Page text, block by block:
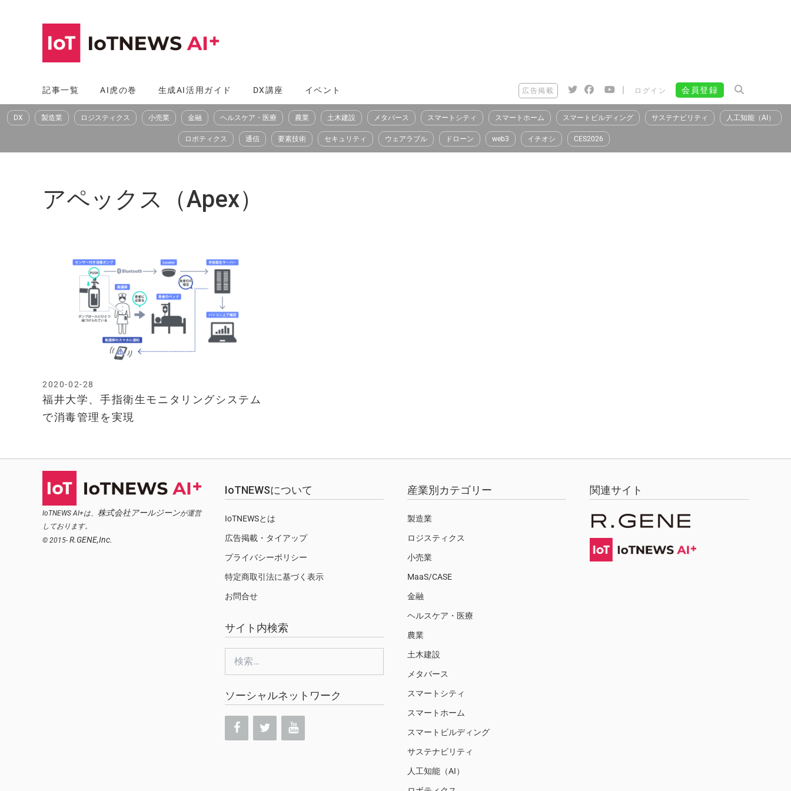
へ
ス
記事一覧 AI虎の巻 生成AI活用ガイド DX講座 イベント 広告掲載 | ログイン 会員登録
DX 製造業 ロジスティクス 小売業 金融 ヘルスケア・医療 農業 土木建設 メタバース スマートシティ スマートホーム スマートビルディング サステナビリティ 人工知能（AI）
ロボティクス 通信 要素技術 セキュリティ ウェアラブル ドローン web3 イチオシ CES2026
アペックス（Apex）
福井大学、手指衛生モニタリングシステム
で消毒管理を実現
2020-02-28
IoTNEWS AI+は、 株式会社アールジーンが運営
しております。
© 2015- R.GENE,Inc.
IoTNEWSについて
IoTNEWSとは
広告掲載・タイアップ
プライバシーポリシー
特定商取引法に基づく表示
お問合せ
サイト内検索
ソーシャルネットワーク
産業別カテゴリー
製造業
ロジスティクス
小売業
MaaS/CASE
金融
ヘルスケア・医療
農業
土木建設
メタバース
スマートシティ
スマートホーム
スマートビルディング
サステナビリティ
人工知能（AI）
関連サイト